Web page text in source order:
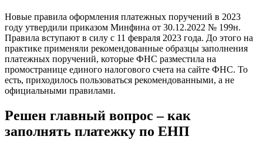
Новые правила оформления платежных поручений в 2023
году утвердили приказом Минфина от 30.12.2022 № 199н.
Правила вступают в силу с 11 февраля 2023 года. До этого на
практике применяли рекомендованные образцы заполнения
платежных поручений, которые ФНС разместила на
промостранице единого налогового счета на сайте ФНС. То
есть, приходилось пользоваться рекомендованными, а не
официальными правилами.
Решен главный вопрос – как
заполнять платежку по ЕНП